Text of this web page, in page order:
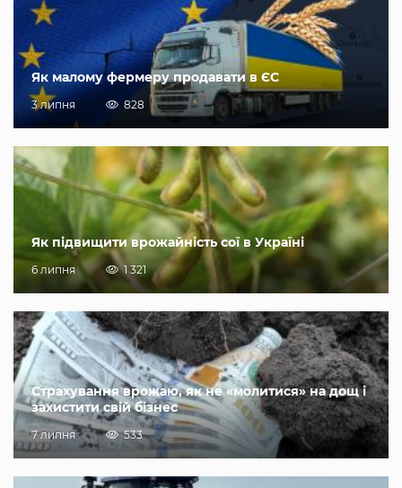
Як малому фермеру продавати в ЄС
3 липня 828
Як підвищити врожайність сої в Україні
6 липня 1 321
Страхування врожаю, як не «молитися» на дощ і
захистити свій бізнес
7 липня 533